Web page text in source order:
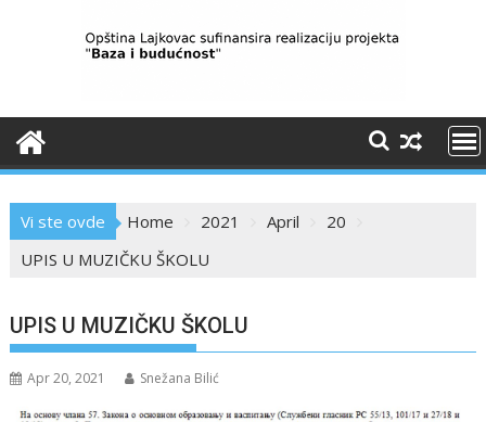
Vi ste ovde Home 2021 April
20
UPIS U MUZIČKU ŠKOLU
UPIS U MUZIČKU ŠKOLU
Apr 20, 2021 Snežana Bilić